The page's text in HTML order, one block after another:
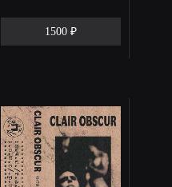
1500 ₽